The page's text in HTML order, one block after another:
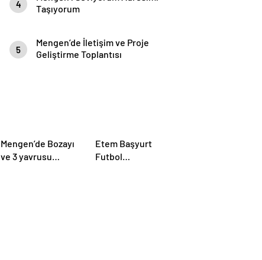
4
Taşıyorum
5
Mengen’de İletişim ve Proje
Geliştirme Toplantısı
Mengen’de Bozayı
ve 3 yavrusu
Etem Başyurt
Futbol